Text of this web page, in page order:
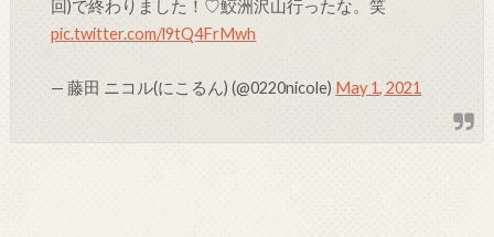
回)で終わりました！♡鮫洲沢山行ったな。笑
pic.twitter.com/l9tQ4FrMwh
— 藤田 ニコル(にこるん) (@0220nicole) May 1, 2021